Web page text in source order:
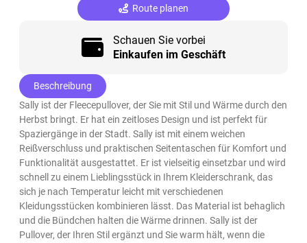
Route planen
Schauen Sie vorbei
Einkaufen im Geschäft
Beschreibung
Sally ist der Fleecepullover, der Sie mit Stil und Wärme durch den
Herbst bringt. Er hat ein zeitloses Design und ist perfekt für
Spaziergänge in der Stadt. Sally ist mit einem weichen
Reißverschluss und praktischen Seitentaschen für Komfort und
Funktionalität ausgestattet. Er ist vielseitig einsetzbar und wird
schnell zu einem Lieblingsstück in Ihrem Kleiderschrank, das
sich je nach Temperatur leicht mit verschiedenen
Kleidungsstücken kombinieren lässt. Das Material ist behaglich
und die Bündchen halten die Wärme drinnen. Sally ist der
Pullover, der Ihren Stil ergänzt und Sie warm hält, wenn die